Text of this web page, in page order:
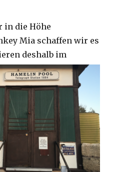
in die Höhe
Mia schaffen wir es
deshalb im